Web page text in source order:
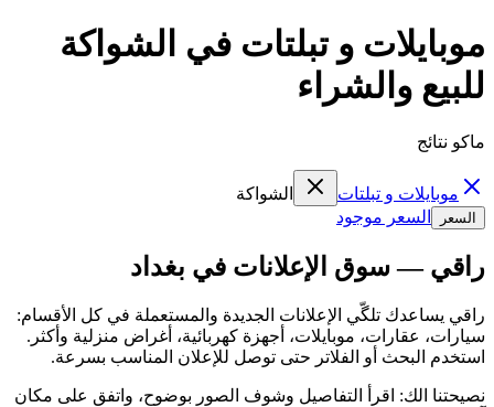
موبايلات و تبلتات في الشواكة
للبيع والشراء
ماكو نتائج
موبايلات و تبلتات الشواكة
السعر السعر موجود
راقي — سوق الإعلانات في بغداد
راقي يساعدك تلگّي الإعلانات الجديدة والمستعملة في كل الأقسام:
سيارات، عقارات، موبايلات، أجهزة كهربائية، أغراض منزلية وأكثر.
استخدم البحث أو الفلاتر حتى توصل للإعلان المناسب بسرعة.
نصيحتنا الك: اقرأ التفاصيل وشوف الصور بوضوح، واتفق على مكان